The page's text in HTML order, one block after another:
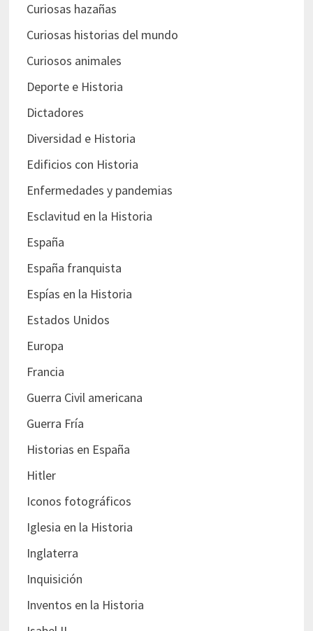
Curiosas hazañas
Curiosas historias del mundo
Curiosos animales
Deporte e Historia
Dictadores
Diversidad e Historia
Edificios con Historia
Enfermedades y pandemias
Esclavitud en la Historia
España
España franquista
Espías en la Historia
Estados Unidos
Europa
Francia
Guerra Civil americana
Guerra Fría
Historias en España
Hitler
Iconos fotográficos
Iglesia en la Historia
Inglaterra
Inquisición
Inventos en la Historia